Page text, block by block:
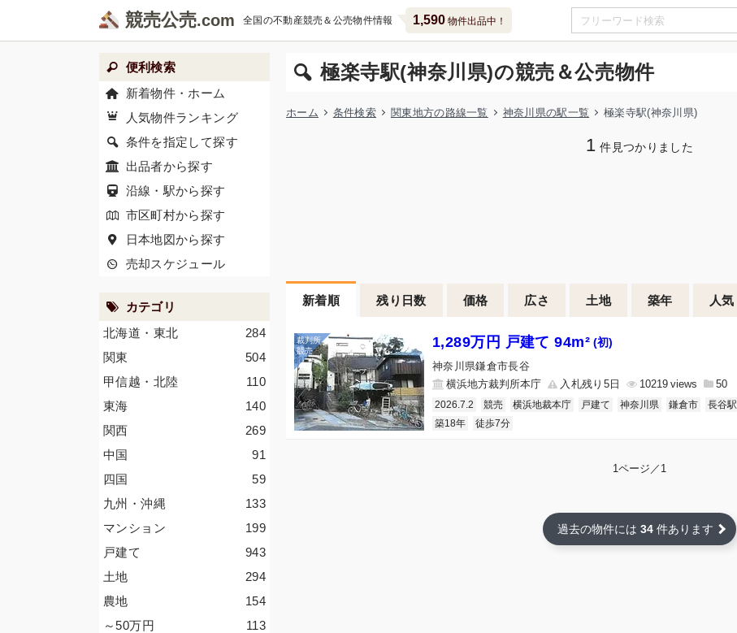
競売公売 全国の不動産競売＆公売物件情報 1,590物件出品中！
極楽寺駅(神奈川県)の競売＆公売物件
ホーム 条件検索 関東地方の路線一覧 神奈川県の駅一覧 極楽寺駅(神奈川県)
1 件見つかりました
新着順 残り日数 価格 広さ 土地 築年 人気
1,289万円 戸建て 94m² (初)
神奈川県鎌倉市長谷
横浜地方裁判所本庁
入札残り5日 10219 50
2026.7.2 競売 横浜地裁本庁 戸建て 神奈川県 鎌倉市 長谷駅
築18年
徒歩7分
1ページ／1
過去の物件には 34 件あります
便利検索
新着物件・ホーム
人気物件ランキング
条件を指定して探す
出品者から探す
沿線・駅から探す
市区町村から探す
日本地図から探す
売却スケジュール
カテゴリ
284
北海道・東北
504
関東
110
甲信越・北陸
140
東海
269
関西
91
中国
59
四国
133
九州・沖縄
199
マンション
943
戸建て
294
土地
154
農地
113
～50万円